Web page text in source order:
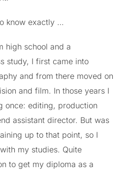
know exactly …
high school and a
study, I first came into
and from there moved on
and film. In those years I
once: editing, production
assistant director. But was
up to that point, so I
my studies. Quite
to get my diploma as a